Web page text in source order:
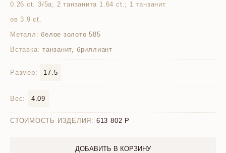
0.26 ct. 3/5а; 2 танзанита 1.64 ct.; 1 танзанит
ов 3.9 ct.
Металл: белое золото 585
Вставка: танзанит, бриллиант
Размер: 17.5
Вес: 4.09
СТОИМОСТЬ ИЗДЕЛИЯ: 613 802
ДОБАВИТЬ В КОРЗИНУ